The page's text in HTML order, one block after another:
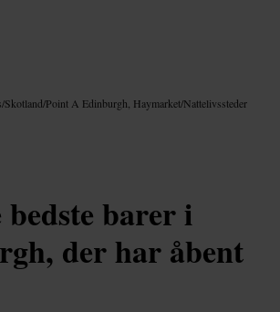
/Skotland/Point A Edinburgh, Haymarket/Nattelivssteder
barer i
der har åbent